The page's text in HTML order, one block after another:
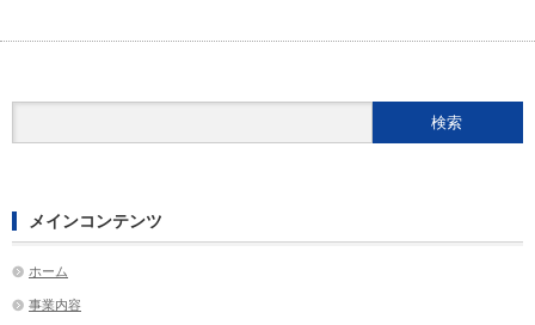
メインコンテンツ
ホーム
事業内容